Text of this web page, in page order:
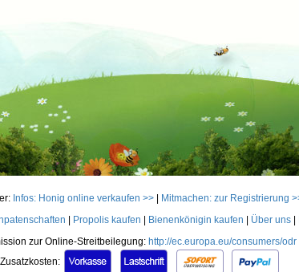
Infos: Honig online verkaufen >> Mitmachen: zur Registrierung
Propolis kaufen Bienenkönigin kaufen Über uns
zur Online-Streitbeilegung: http://ec.europa.eu/consumers/odr